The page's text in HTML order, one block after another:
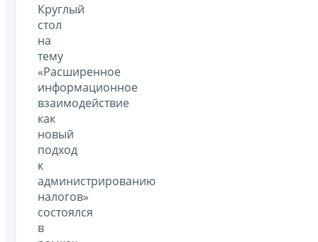
Круглый
стол
на
тему
«Расширенное
информационное
взаимодействие
как
новый
подход
к
администрированию
налогов»
состоялся
в